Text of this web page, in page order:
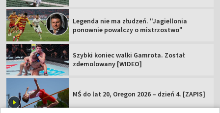
Legenda nie ma złudzeń. "Jagiellonia
ponownie powalczy o mistrzostwo"
Szybki koniec walki Gamrota. Został
zdemolowany [WIDEO]
MŚ do lat 20, Oregon 2026 – dzień 4. [ZAPIS]